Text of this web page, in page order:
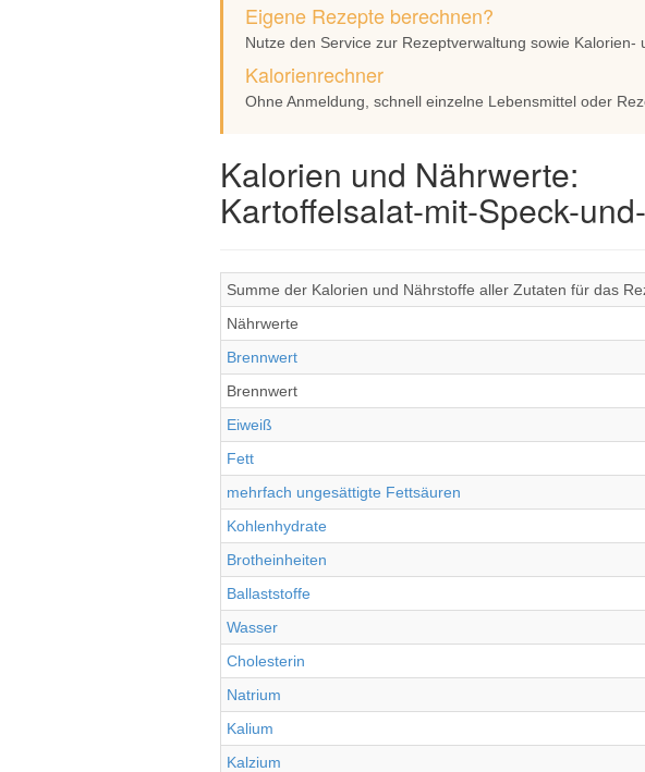
Eigene Rezepte berechnen?
Nutze den Service zur Rezeptverwaltung sowie
Kalorienrechner
Ohne Anmeldung, schnell einzelne Lebensmittel oder
Kalorien und Nährwerte:
Kartoffelsalat-mit-Speck-
Summe der Kalorien und Nährstoffe aller Zutaten für das
Nährwerte
Brennwert
Brennwert
Eiweiß
Fett
mehrfach ungesättigte Fettsäuren
Kohlenhydrate
Brotheinheiten
Ballaststoffe
Wasser
Cholesterin
Natrium
Kalium
Kalzium